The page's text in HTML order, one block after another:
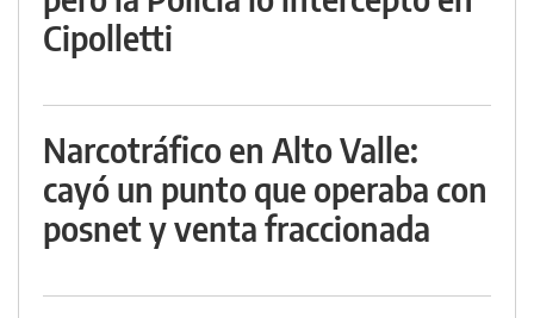
Cipolletti
Narcotráfico en Alto Valle:
cayó un punto que operaba con
posnet y venta fraccionada